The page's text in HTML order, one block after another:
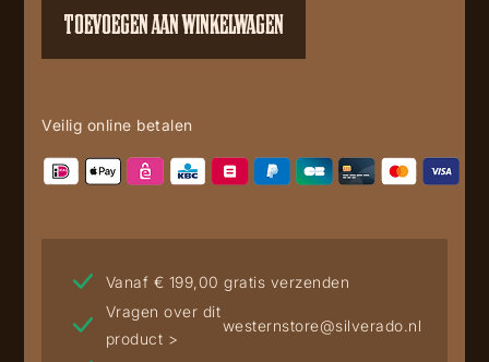
TOEVOEGEN AAN WINKELWAGEN
Veilig online betalen
Vanaf € 199,00 gratis verzenden
Vragen over dit
product >
westernstore@silverado.nl